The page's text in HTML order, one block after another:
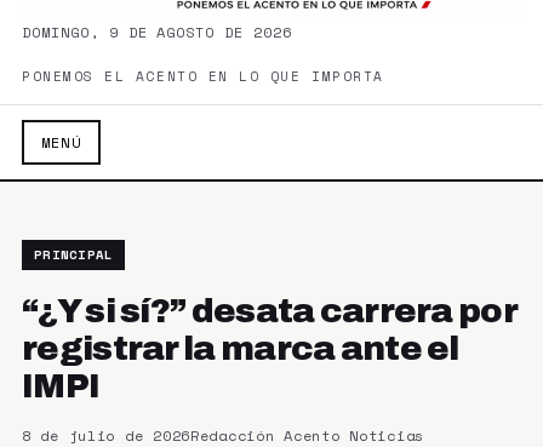
DOMINGO, 9 DE AGOSTO DE 2026
PONEMOS EL ACENTO EN LO QUE IMPORTA
MENÚ
PRINCIPAL
“¿Y si sí?” desata carrera por
registrar la marca ante el
IMPI
8 de julio de 2026Redacción Acento Noticias